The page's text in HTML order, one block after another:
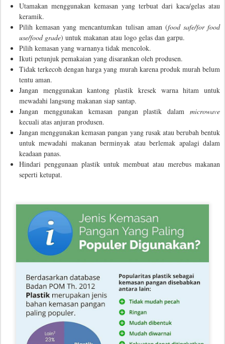
Utamakan menggunakan kemasan yang terbuat dari kaca/gelas atau
keramik.
Pilih kemasan yang mencantumkan tulisan aman (food safe/for food
use/food grade) untuk makanan atau logo gelas dan garpu.
Pilih kemasan yang warnanya tidak mencolok.
Ikuti petunjuk pemakaian yang disarankan oleh produsen.
Tidak terkecoh dengan harga yang murah karena produk murah belum
tentu aman.
Jangan menggunakan kantong plastik kresek warna hitam untuk
mewadahi langsung makanan siap santap.
Jangan menggunakan kemasan pangan plastik dalam microwave
kecuali atas anjuran produsen.
Jangan menggunakan kemasan pangan yang rusak atau berubah bentuk
untuk mewadahi makanan berminyak atau berlemak apalagi dalam
keadaan panas.
Hindari penggunaan plastik untuk membuat atau merebus makanan
seperti ketupat.